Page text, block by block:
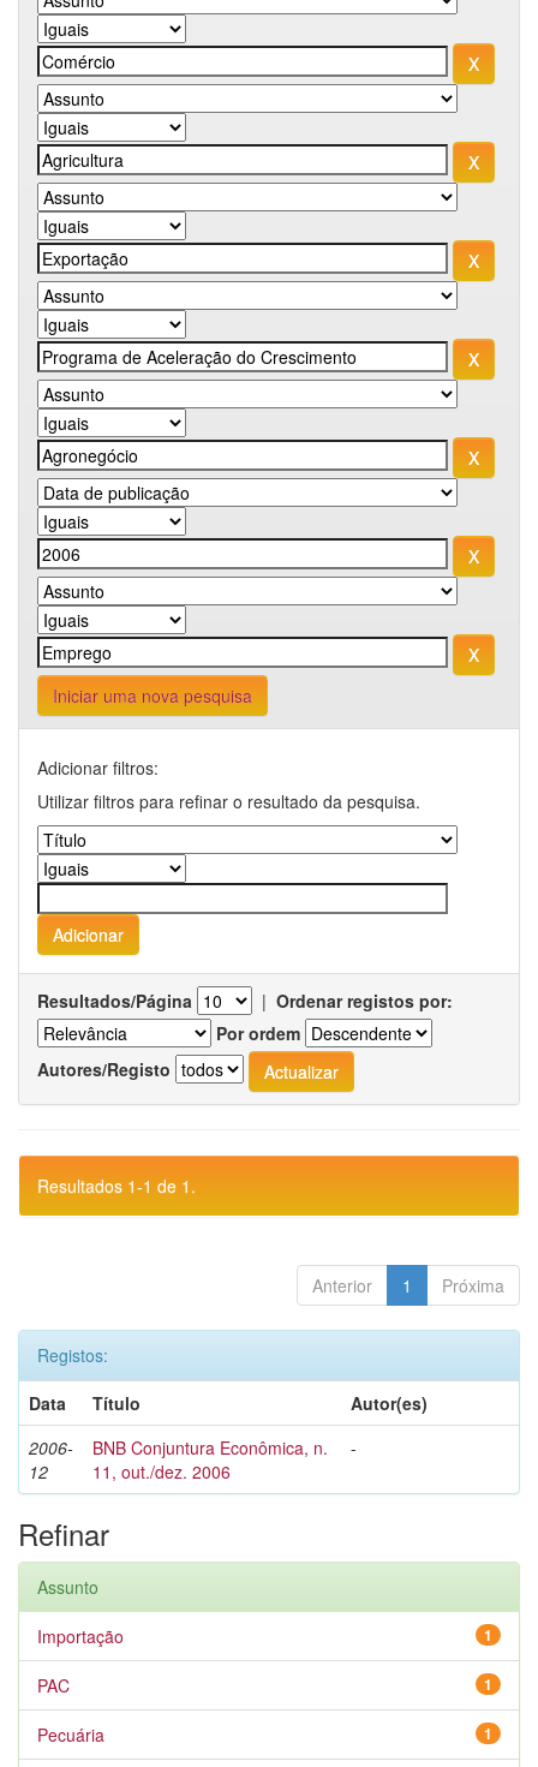
Iniciar uma nova pesquisa
Adicionar filtros:
Utilizar filtros para refinar o resultado da pesquisa.
Resultados/Página | Ordenar registos por:
Por ordem
Autores/Registo
Resultados 1-1 de 1.
Anterior 1 Próxima
Registos:
Data
Título
Autor(es)
2006-
12
BNB Conjuntura Econômica, n.
11, out./dez. 2006
-
Refinar
Assunto
1
Importação
1
PAC
1
Pecuária